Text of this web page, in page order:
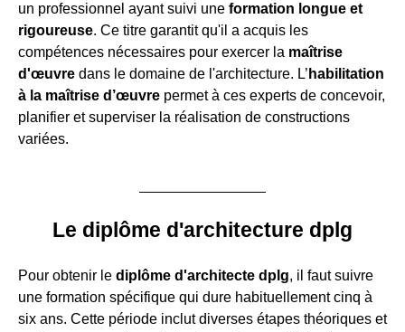
un professionnel ayant suivi une formation longue et
rigoureuse. Ce titre garantit qu'il a acquis les
compétences nécessaires pour exercer la maîtrise
d'œuvre dans le domaine de l'architecture. L’ habilitation
à la maîtrise d’œuvre permet à ces experts de concevoir,
planifier et superviser la réalisation de constructions
variées.
Le diplôme d'architecture dplg
Pour obtenir le diplôme d'architecte dplg, il faut suivre
une formation spécifique qui dure habituellement cinq à
six ans. Cette période inclut diverses étapes théoriques et